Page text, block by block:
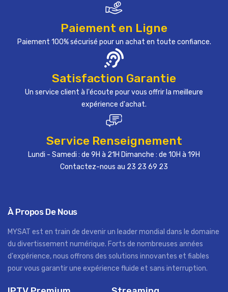
Paiement en Ligne
Paiement 100% sécurisé pour un achat en toute confiance.
Satisfaction Garantie
Un service client à l'écoute pour vous offrir la meilleure
expérience d'achat.
Service Renseignement
Lundi - Samedi : de 9H à 21H Dimanche : de 10H à 19H
Contactez-nous au 23 23 69 23
À Propos De Nous
MYSAT est en train de devenir un leader mondial dans le domaine
du divertissement numérique. Forts de nombreuses années
d'expérience, nous offrons des solutions innovantes et fiables
pour vous garantir une expérience fluide et sans interruption.